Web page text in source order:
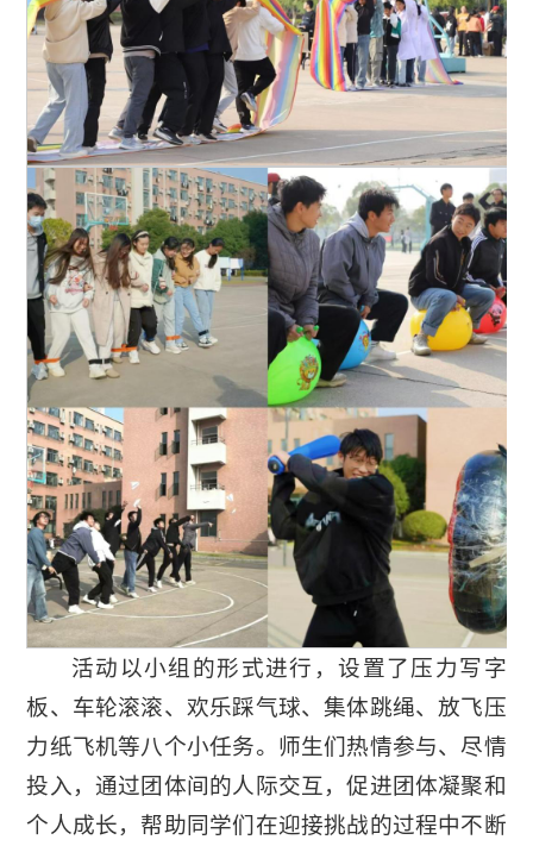
活动以小组的形式进行，设置了压力写字
板、车轮滚滚、欢乐踩气球、集体跳绳、放飞压
力纸飞机等八个小任务。师生们热情参与、尽情
投入，通过团体间的人际交互，促进团体凝聚和
个人成长，帮助同学们在迎接挑战的过程中不断